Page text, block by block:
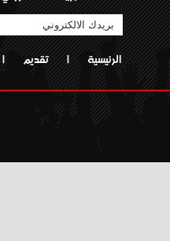
الرئيسية | تقديم |